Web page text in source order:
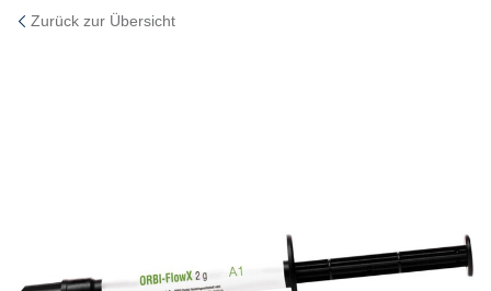
Zurück zur Übersicht